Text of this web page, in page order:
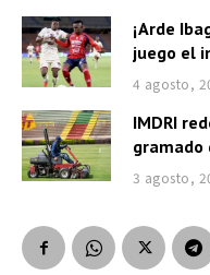
¡Arde
juego el
4 agosto,
IMDRI
gramado
3 agosto,